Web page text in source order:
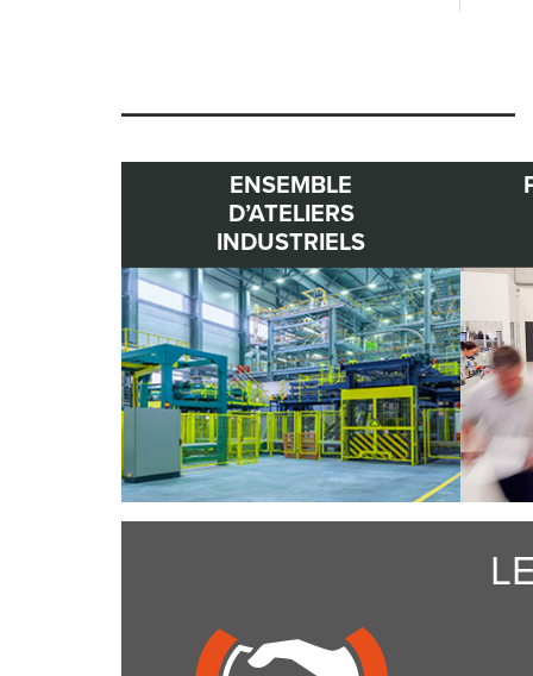
ENSEMBLE
D’ATELIERS
INDUSTRIELS